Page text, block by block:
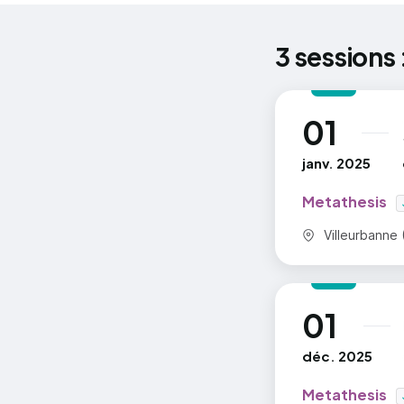
* La
* La
* La
*
*
* Les
* Que se
* Poids
3 sessions
01
janv. 2025
au
Metathesis
Commune :
Villeurbanne
01
déc. 2025
au
Metathesis